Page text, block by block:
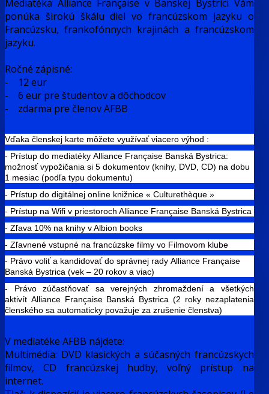
Mediatéka Alliance Française v Banskej Bystrici Vám
ponúka širokú škálu diel vo francúzskom jazyku o
Francúzsku, frankofónnych krajinách a francúzskom
jazyku.
Ročné zápisné:
- 12 eur
- 6 eur pre študentov a dôchodcov
- zdarma pre členov AFBB
Vďaka členskej karte môžete využívať viacero výhod :
- Prístup do mediatéky Alliance Française Banská Bystrica:
možnosť vypožičania si 5 dokumentov (knihy, DVD, CD) na dobu
1 mesiac (podľa typu dokumentu)
- Prístup do digitálnej online knižnice « Culturethèque »
- Prístup na Wifi v priestoroch Alliance Française Banská Bystrica
- Zľava 10% na knihy v Albion books
- Zľavnené vstupné na francúzske filmy vo Filmovom klube
- Právo voliť a kandidovať do správnej rady Alliance Française
Banská Bystrica (vek – 20 rokov a viac)
- Právo zúčastňovať sa verejných zhromaždení a všetkých
aktivít Alliance Française Banská Bystrica (2 roky nezaplatenia
členského sa automaticky považuje za zrušenie členstva)
V mediatéke AFBB nájdete:
Multimédia: DVD klasických a súčasných francúzskych
filmov, CD francúzskej hudby, voľný prístup na
internet.